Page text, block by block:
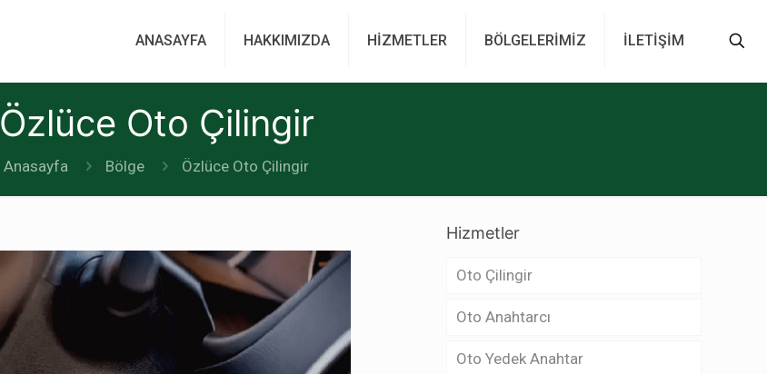
ANASAYFA HAKKIMIZDA HİZMETLER BÖLGELERİMİZ İLETİŞİM
Özlüce Oto Çilingir
Anasayfa Bölge Özlüce Oto Çilingir
Hizmetler
Oto Çilingir
Oto Anahtarcı
Oto Yedek Anahtar